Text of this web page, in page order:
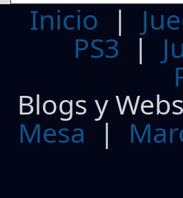
Inicio |
PS3|
Blogs y
Mesa |